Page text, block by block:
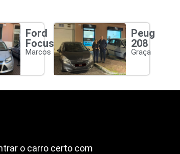
Ford
Focus
Marcos
Peugeot
208
Graça
o carro certo com